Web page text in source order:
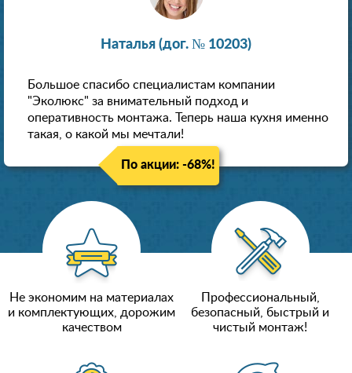
Наталья (дог. № 10203)
Большое спасибо специалистам компании
"Эколюкс" за внимательный подход и
оперативность монтажа. Теперь наша кухня именно
такая, о какой мы мечтали!
По акции: -68%!
Не экономим на материалах
и комплектующих, дорожим
качеством
Профессиональный,
безопасный, быстрый и
чистый монтаж!